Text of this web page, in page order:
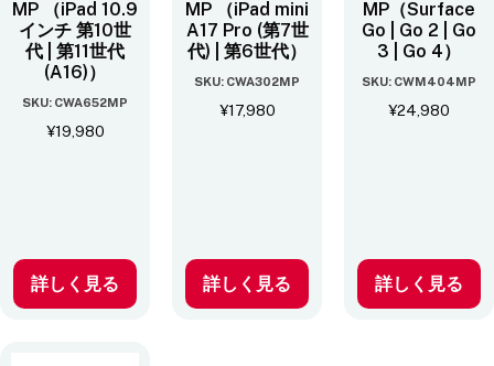
MP （iPad 10.9
インチ 第10世
代 | 第11世代
(A16)）
SKU: CWA652MP
¥19,980
詳しく見る
MP （iPad mini
A17 Pro (第7世
代) | 第6世代）
SKU: CWA302MP
¥17,980
詳しく見る
MP（Surface
Go | Go 2 | Go
3 | Go 4）
SKU: CWM404MP
¥24,980
詳しく見る